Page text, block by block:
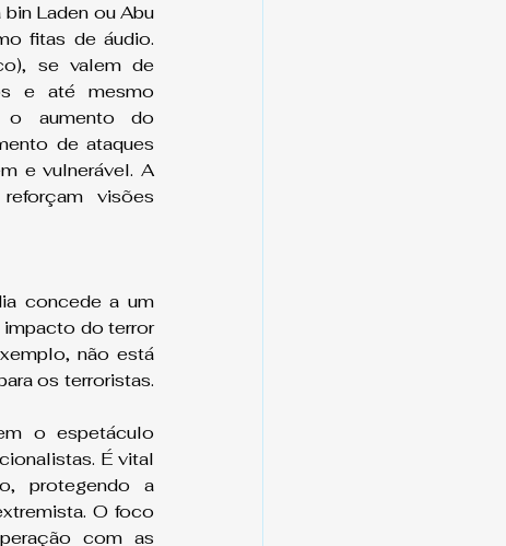
Laden ou Abu
fitas de áudio.
se valem de
e até mesmo
o aumento do
de ataques
e vulnerável. A
visões
concede a um
impacto do terror
não está
os terroristas.
o espetáculo
É vital
protegendo a
O foco
com as